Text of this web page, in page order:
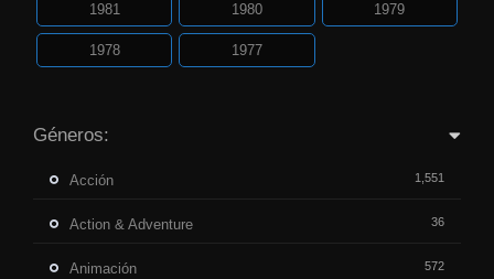
1981 1980 1979
1978 1977
Géneros:
Acción 1,551
Action & Adventure 36
Animación 572